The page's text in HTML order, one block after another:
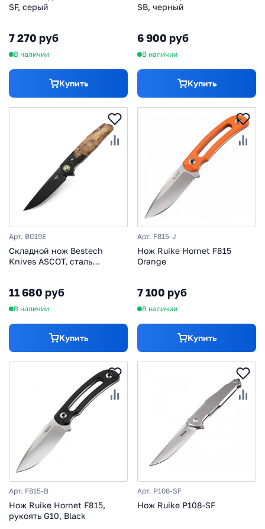
SF, серый
7 270 руб
В наличии
Купить
SB, черный
6 900 руб
В наличии
Купить
Арт. BG19E
Складной нож Bestech
Knives ASCOT, сталь
11 680 руб
В наличии
Купить
Арт. F815-J
Нож Ruike Hornet F815
Orange
7 100 руб
В наличии
Купить
Арт. F815-B
Нож Ruike Hornet F815,
рукоять G10, Black
Арт. P108-SF
Нож Ruike P108-SF